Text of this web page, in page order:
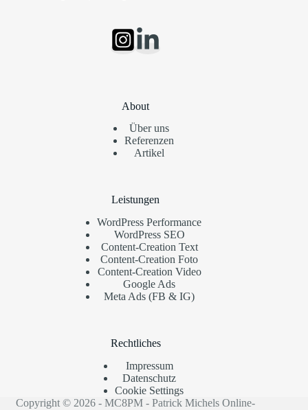
About
Über uns
Referenzen
Artikel
Leistungen
WordPress Performance
WordPress SEO
Content-Creation Text
Content-Creation Foto
Content-Creation Video
Google Ads
Meta Ads (FB & IG)
Rechtliches
Impressum
Datenschutz
Cookie Settings
Copyright © 2026 - MC8PM - Patrick Michels Online-